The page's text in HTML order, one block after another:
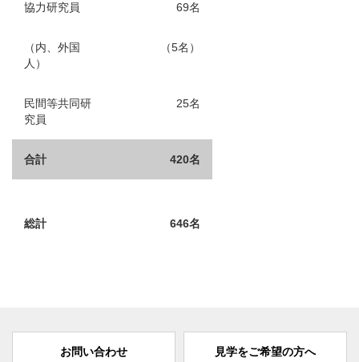
協力研究員 69名
（内、外国
人）
（5名）
民間等共同研
究員
25名
合計 420名
総計 646名
お問い合わせ 見学をご希望の方へ